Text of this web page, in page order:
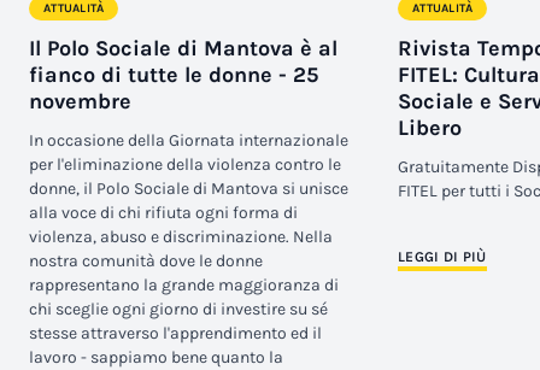
ATTUALITÀ
Il Polo Sociale di Mantova è al
fianco di tutte le donne - 25
novembre
In occasione della Giornata internazionale
per l'eliminazione della violenza contro le
donne, il Polo Sociale di Mantova si unisce
alla voce di chi rifiuta ogni forma di
violenza, abuso e discriminazione. Nella
nostra comunità dove le donne
rappresentano la grande maggioranza di
chi sceglie ogni giorno di investire su sé
stesse attraverso l'apprendimento ed il
lavoro - sappiamo bene quanto la
ATTUALITÀ
Rivista
FITEL:
Sociale e
Libero
Gratuitamente
FITEL per tutti i
LEGGI DI PIÙ